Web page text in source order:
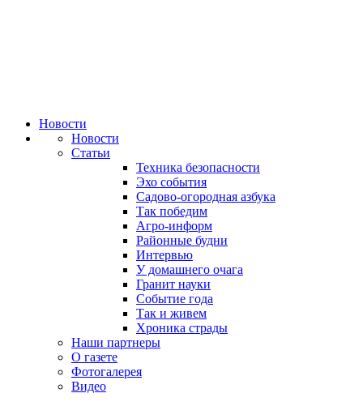
Новости
Новости
Статьи
Техника безопасности
Эхо события
Садово-огородная азбука
Так победим
Агро-информ
Районные будни
Интервью
У домашнего очага
Гранит науки
Событие года
Так и живем
Хроника страды
Наши партнеры
О газете
Фотогалерея
Видео